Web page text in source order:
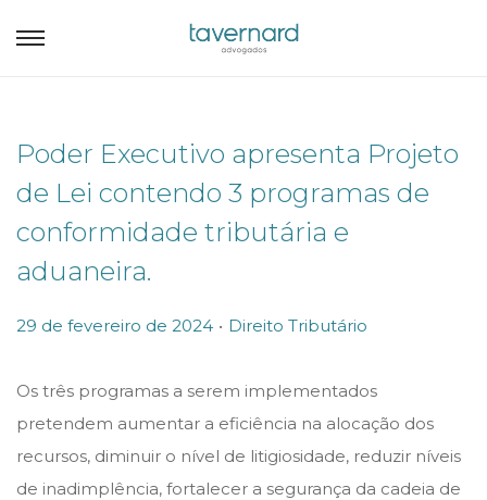
Poder Executivo apresenta Projeto
de Lei contendo 3 programas de
conformidade tributária e
aduaneira.
P
s
t
e
d
29 de fevereiro de 2024 . P
s
t
e
d
Direito Tributário
Os três programas a serem implementados
pretendem aumentar a eficiência na alocação dos
recursos, diminuir o nível de litigiosidade, reduzir níveis
de inadimplência, fortalecer a segurança da cadeia de